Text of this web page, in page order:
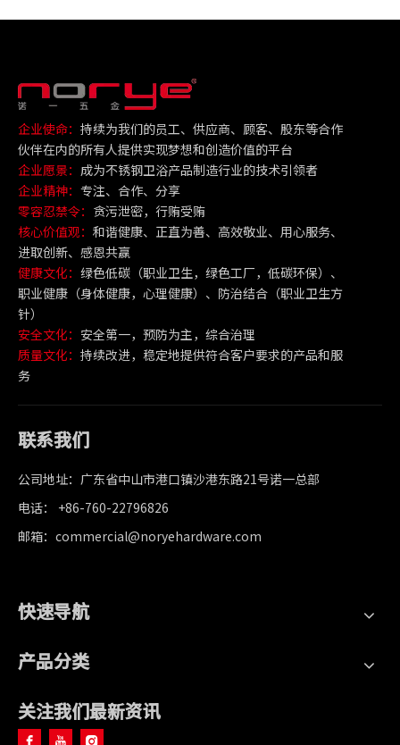
企业使命： 持续为我们的员工、供应商、顾客、股东等合作
伙伴在内的所有人提供实现梦想和创造价值的平台
企业愿景： 成为不锈钢卫浴产品制造行业的技术引领者
企业精神： 专注、合作、分享
零容忍禁令： 贪污泄密，行贿受贿
核心价值观： 和谐健康、正直为善、高效敬业、用心服务、
进取创新、感恩共赢
健康文化： 绿色低碳（职业卫生，绿色工厂，低碳环保）、
职业健康（身体健康，心理健康）、防治结合（职业卫生方
针）
安全文化： 安全第一，预防为主，综合治理
质量文化： 持续改进，稳定地提供符合客户要求的产品和服
务
联系我们
公司地址：广东省中山市港口镇沙港东路21号诺一总部
电话： +86-760-22796826
邮箱：commercial@noryehardware.com
快速导航
产品分类
关注我们最新资讯